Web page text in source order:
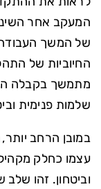
המעקב אחר
של המשך
החיוביות של
מתמשך בקבלה
שלמות פנימית
במובן הרחב
עצמו כחלק
וביטחון. זהו